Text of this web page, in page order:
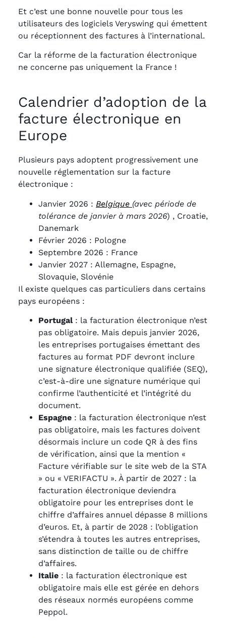
Et c’est une bonne nouvelle pour tous les
utilisateurs des logiciels Veryswing qui émettent
ou réceptionnent des factures à l’international.
Car la réforme de la facturation électronique
ne concerne pas uniquement la France !
Calendrier d’adoption de la
facture électronique en
Europe
Plusieurs pays adoptent progressivement une
nouvelle réglementation sur la facture
électronique :
Janvier 2026 : Belgique (avec période de
tolérance de janvier à mars 2026) , Croatie,
Danemark
Février 2026 : Pologne
Septembre 2026 : France
Janvier 2027 : Allemagne, Espagne,
Slovaquie, Slovénie
Il existe quelques cas particuliers dans certains
pays européens :
Portugal: la facturation électronique n’est
pas obligatoire. Mais depuis janvier 2026,
les entreprises portugaises émettant des
factures au format PDF devront inclure
une signature électronique qualifiée (SEQ),
c’est-à-dire une signature numérique qui
confirme l’authenticité et l’intégrité du
document.
Espagne : la facturation électronique n’est
pas obligatoire, mais les factures doivent
désormais inclure un code QR à des fins
de vérification, ainsi que la mention «
Facture vérifiable sur le site web de la STA
» ou « VERIFACTU ». À partir de 2027 : la
facturation électronique deviendra
obligatoire pour les entreprises dont le
chiffre d’affaires annuel dépasse 8 millions
d’euros. Et, à partir de 2028 : l’obligation
s’étendra à toutes les autres entreprises,
sans distinction de taille ou de chiffre
d’affaires.
Italie : la facturation électronique est
obligatoire mais elle est gérée en dehors
des réseaux normés européens comme
Peppol.